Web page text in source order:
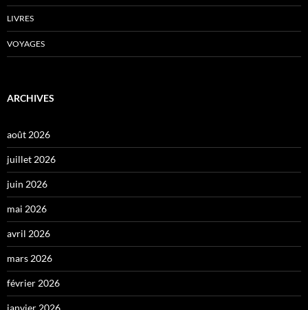
LIVRES
VOYAGES
ARCHIVES
août 2026
juillet 2026
juin 2026
mai 2026
avril 2026
mars 2026
février 2026